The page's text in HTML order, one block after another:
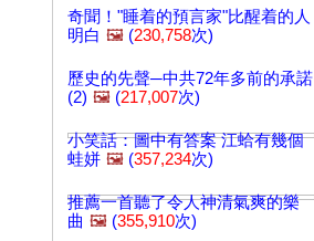
奇聞！"睡着的預言家"比醒着的人
明白 🖼️ (230,758次)
歷史的先聲─中共72年多前的承諾
(2) 🖼️ (217,007次)
小笑話：圖中有答案 江蛤有幾個
蛙姘 🖼️ (357,234次)
推薦一首聽了令人神清氣爽的樂
曲 🖼️ (355,910次)